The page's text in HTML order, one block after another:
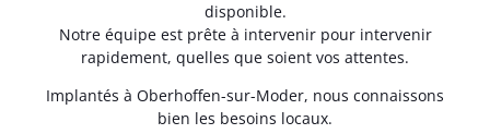
disponible.
Notre équipe est prête à intervenir pour intervenir
rapidement, quelles que soient vos attentes.
Implantés à Oberhoffen-sur-Moder, nous connaissons
bien les besoins locaux.